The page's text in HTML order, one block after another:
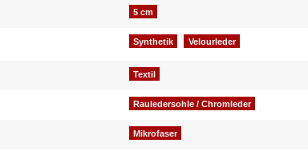
5 cm
Synthetik Velourleder
Textil
Rauledersohle / Chromleder
Mikrofaser